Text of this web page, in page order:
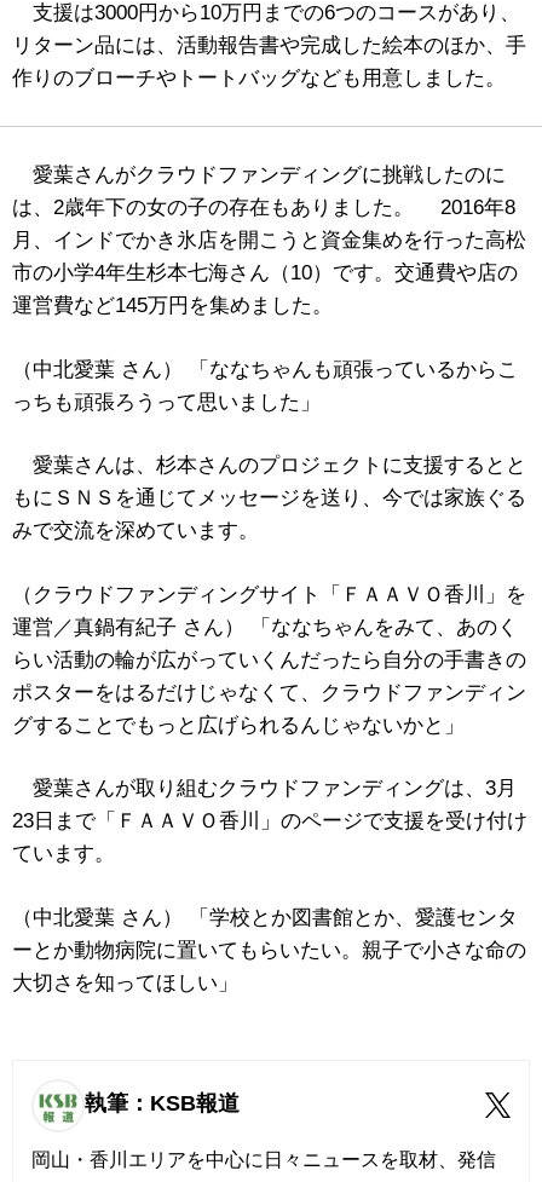
支援は3000円から10万円までの6つのコースがあり、
リターン品には、活動報告書や完成した絵本のほか、手
作りのブローチやトートバッグなども用意しました。
愛葉さんがクラウドファンディングに挑戦したのに
は、2歳年下の女の子の存在もありました。 2016年8
月、インドでかき氷店を開こうと資金集めを行った高松
市の小学4年生杉本七海さん（10）です。交通費や店の
運営費など145万円を集めました。
（中北愛葉 さん） 「ななちゃんも頑張っているからこ
っちも頑張ろうって思いました」
愛葉さんは、杉本さんのプロジェクトに支援するとと
もにＳＮＳを通じてメッセージを送り、今では家族ぐる
みで交流を深めています。
（クラウドファンディングサイト「ＦＡＡＶＯ香川」を
運営／真鍋有紀子 さん） 「ななちゃんをみて、あのく
らい活動の輪が広がっていくんだったら自分の手書きの
ポスターをはるだけじゃなくて、クラウドファンディン
グすることでもっと広げられるんじゃないかと」
愛葉さんが取り組むクラウドファンディングは、3月
23日まで「ＦＡＡＶＯ香川」のページで支援を受け付け
ています。
（中北愛葉 さん） 「学校とか図書館とか、愛護センタ
ーとか動物病院に置いてもらいたい。親子で小さな命の
大切さを知ってほしい」
執筆：KSB報道
岡山・香川エリアを中心に日々ニュースを取材、発信